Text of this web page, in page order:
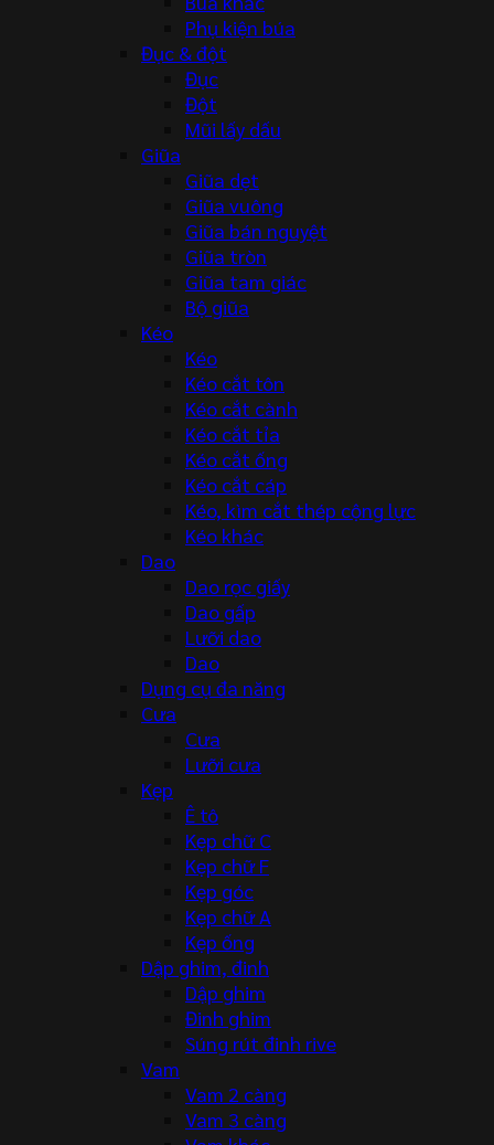
Phụ kiện búa
Đục & đột
Đục
Đột
Mũi lấy dấu
Giũa
Giũa dẹt
Giũa vuông
Giũa bán nguyệt
Giũa tròn
Giũa tam giác
Bộ giũa
Kéo
Kéo
Kéo cắt tôn
Kéo cắt cành
Kéo cắt tỉa
Kéo cắt ống
Kéo cắt cáp
Kéo, kìm cắt thép cộng lực
Kéo khác
Dao
Dao rọc giấy
Dao gấp
Lưỡi dao
Dao
Dụng cụ đa năng
Cưa
Cưa
Lưỡi cưa
Kẹp
Ê tô
Kẹp chữ C
Kẹp chữ F
Kẹp góc
Kẹp chữ A
Kẹp ống
Dập ghim, đinh
Dập ghim
Đinh ghim
Súng rút đinh rive
Vam
Vam 2 càng
Vam 3 càng